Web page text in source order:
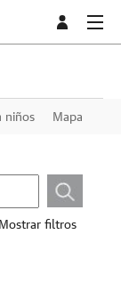
niños Mapa
Mostrar filtros